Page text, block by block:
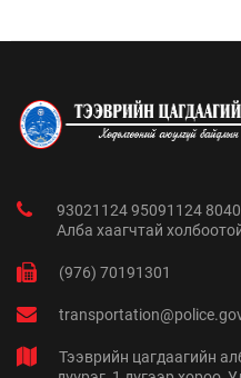
93021124 95091124
Алба хаагчтай
(976) 70191301
Тээврийн цагдаагийн